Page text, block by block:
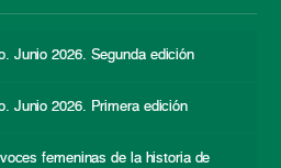
Junio 2026. Segunda edición
Junio 2026. Primera edición
femeninas de la historia de